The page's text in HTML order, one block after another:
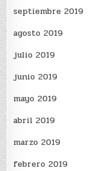
septiembre 2019
agosto 2019
julio 2019
junio 2019
mayo 2019
abril 2019
marzo 2019
febrero 2019